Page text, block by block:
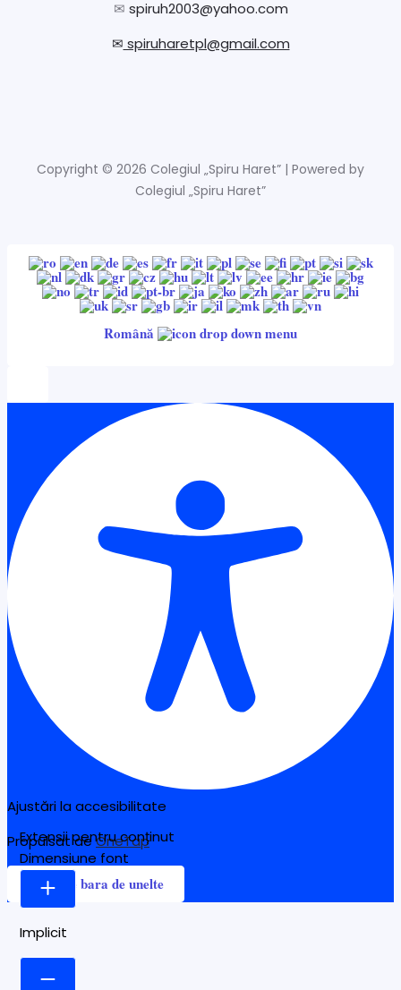
✉ spiruh2003@yahoo.com
✉ spiruharetpl@gmail.com
Copyright © 2026 Colegiul „Spiru Haret” | Powered by
Colegiul „Spiru Haret”
Română
Ajustări la accesibilitate
Propulsat deOneTap
Ascunde bara de unelte
Extensii pentru conținut
Dimensiune font
Implicit